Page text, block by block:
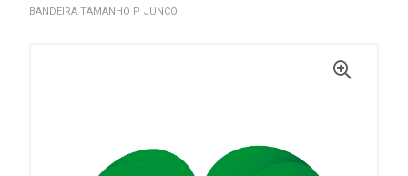
BANDEIRA TAMANHO P JUNCO